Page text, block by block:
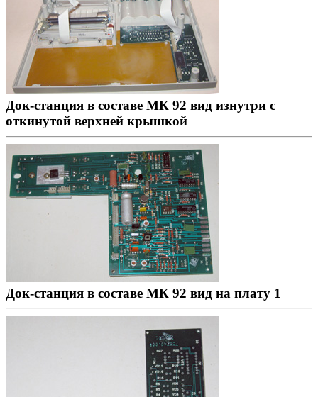
Док-станция в составе МК 92 вид изнутри с
откинутой верхней крышкой
Док-станция в составе МК 92 вид на плату 1